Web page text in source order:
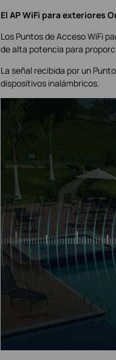
El AP WiFi para exteriores
Los Puntos de Acceso WiFi
de alta potencia para
La señal recibida por un
dispositivos inalámbricos.